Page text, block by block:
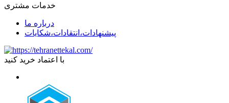
خدمات مشتری
درباره ما
پیشنهادات،انتقادات،شکایات
با اعتماد خرید کنید